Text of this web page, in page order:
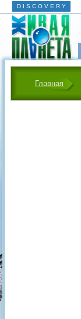
D I S C O V E R Y
Главная